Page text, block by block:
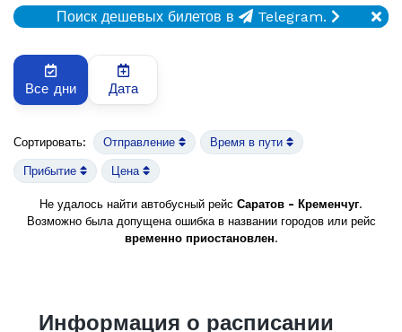
Поиск дешевых билетов в Telegram.
Все дни Дата
Сортировать: Отправление Время в пути
Прибытие Цена
Не удалось найти автобусный рейс Саратов - Кременчуг.
Возможно была допущена ошибка в названии городов или рейс
временно приостановлен.
Информация о расписании